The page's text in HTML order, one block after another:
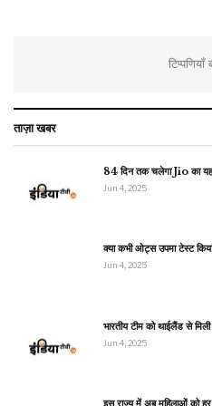
ताज़ा खबर
84 दिन तक चलेगा Jio का यह
Jun 4, 2025
क्या कभी ओट्स उपमा टेस्ट
Jun 4, 2025
भारतीय टीम को थाईलैंड से
Jun 4, 2025